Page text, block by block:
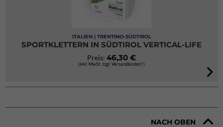
ITALIEN | TRENTINO-SÜDTIROL
SPORTKLETTERN IN SÜDTIROL VERTICAL-LIFE
Preis: 46,30 €
(inkl. MwSt. zzgl. Versandkosten*)
NACH OBEN